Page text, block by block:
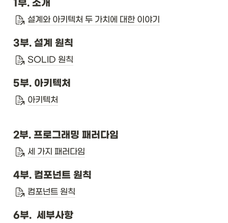
1부. 소개
설계와 아키텍처 두 가치에 대한 이야기
3부. 설계 원칙
SOLID 원칙
5부. 아키텍처
아키텍처
2부. 프로그래밍 패러다임
세 가지 패러다임
4부. 컴포넌트 원칙
컴포넌트 원칙
6부.  세부사항